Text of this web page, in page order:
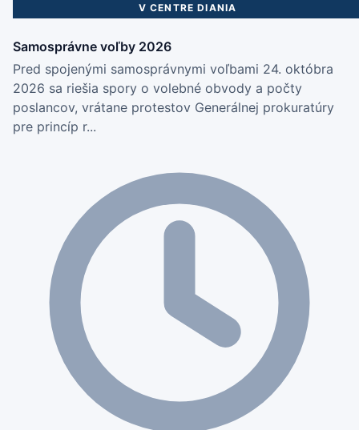
V CENTRE DIANIA
Samosprávne voľby 2026
Pred spojenými samosprávnymi voľbami 24. októbra
2026 sa riešia spory o volebné obvody a počty
poslancov, vrátane protestov Generálnej prokuratúry
pre princíp r...